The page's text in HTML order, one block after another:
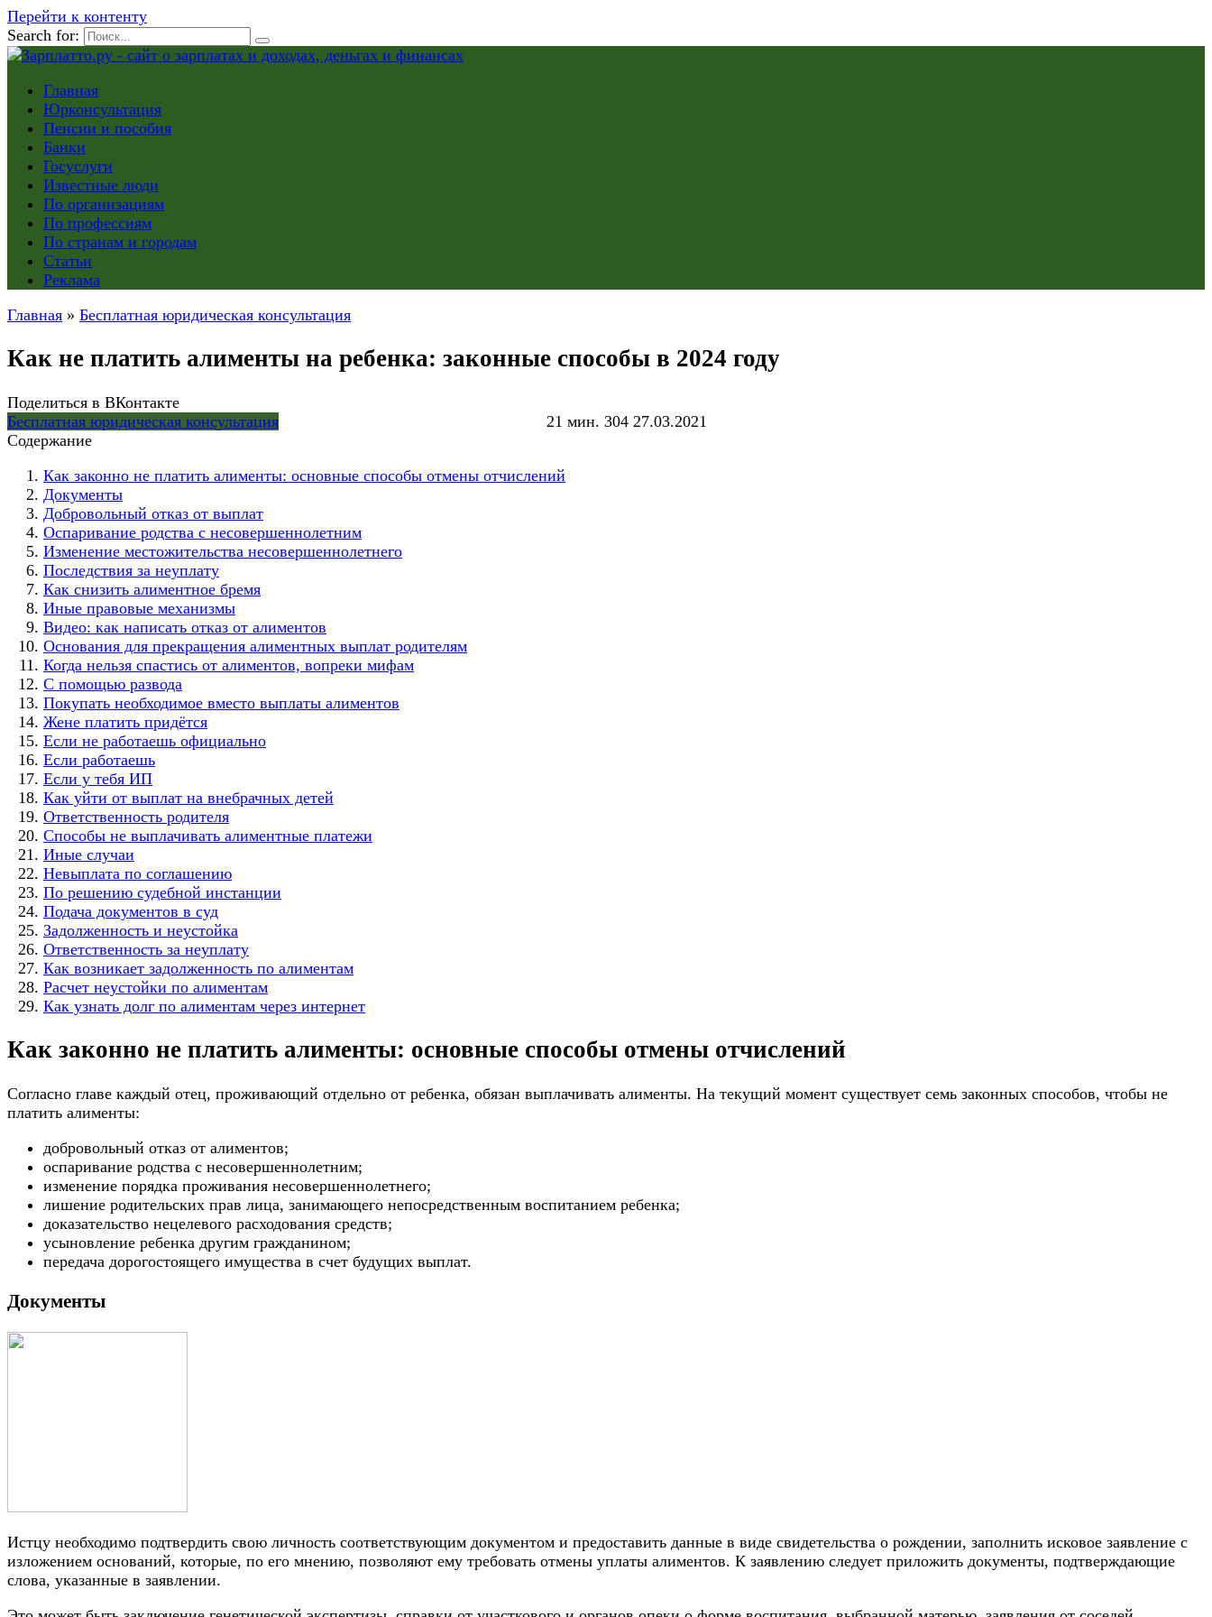
Перейти к контенту
Search for:
Главная
Юрконсультация
Пенсии и пособия
Банки
Госуслуги
Известные люди
По организациям
По профессиям
По странам и городам
Статьи
Реклама
Главная » Бесплатная юридическая консультация
Как не платить алименты на ребенка: законные способы в 2024 году
Поделиться в ВКонтакте
Бесплатная юридическая консультация
21 мин. 304 27.03.2021
Содержание
Как законно не платить алименты: основные способы отмены отчислений
Документы
Добровольный отказ от выплат
Оспаривание родства с несовершеннолетним
Изменение местожительства несовершеннолетнего
Последствия за неуплату
Как снизить алиментное бремя
Иные правовые механизмы
Видео: как написать отказ от алиментов
Основания для прекращения алиментных выплат родителям
Когда нельзя спастись от алиментов, вопреки мифам
С помощью развода
Покупать необходимое вместо выплаты алиментов
Жене платить придётся
Если не работаешь официально
Если работаешь
Если у тебя ИП
Как уйти от выплат на внебрачных детей
Ответственность родителя
Способы не выплачивать алиментные платежи
Иные случаи
Невыплата по соглашению
По решению судебной инстанции
Подача документов в суд
Задолженность и неустойка
Ответственность за неуплату
Как возникает задолженность по алиментам
Расчет неустойки по алиментам
Как узнать долг по алиментам через интернет
Как законно не платить алименты: основные способы отмены отчислений
Согласно главе каждый отец, проживающий отдельно от ребенка, обязан выплачивать алименты. На текущий момент существует семь законных способов, чтобы не
платить алименты:
добровольный отказ от алиментов;
оспаривание родства с несовершеннолетним;
изменение порядка проживания несовершеннолетнего;
лишение родительских прав лица, занимающего непосредственным воспитанием ребенка;
доказательство нецелевого расходования средств;
усыновление ребенка другим гражданином;
передача дорогостоящего имущества в счет будущих выплат.
Документы
Истцу необходимо подтвердить свою личность соответствующим документом и предоставить данные в виде свидетельства о рождении, заполнить исковое заявление с
изложением оснований, которые, по его мнению, позволяют ему требовать отмены уплаты алиментов. К заявлению следует приложить документы, подтверждающие
слова, указанные в заявлении.